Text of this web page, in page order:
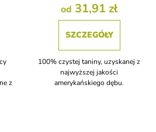
z
od 31,91 zł
SZCZEGÓŁY
100% czystej taniny, uzyskanej z
najwyższej jakości
amerykańskiego dębu.